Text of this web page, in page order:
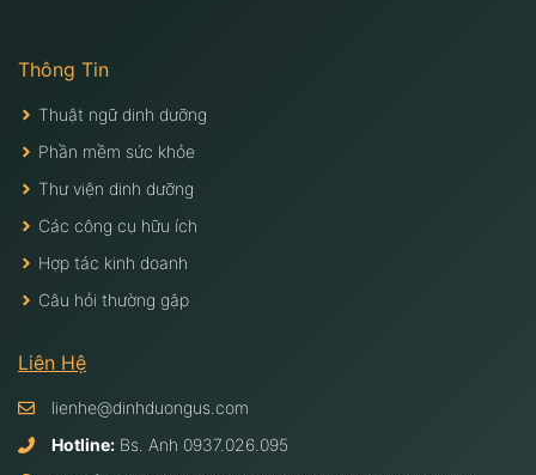
Thông Tin
Thuật ngữ dinh dưỡng
Phần mềm sức khỏe
Thư viện dinh dưỡng
Các công cụ hữu ích
Hợp tác kinh doanh
Câu hỏi thường gặp
Liên Hệ
lienhe@dinhduongus.com
Hotline: Bs. Anh 0937.026.095